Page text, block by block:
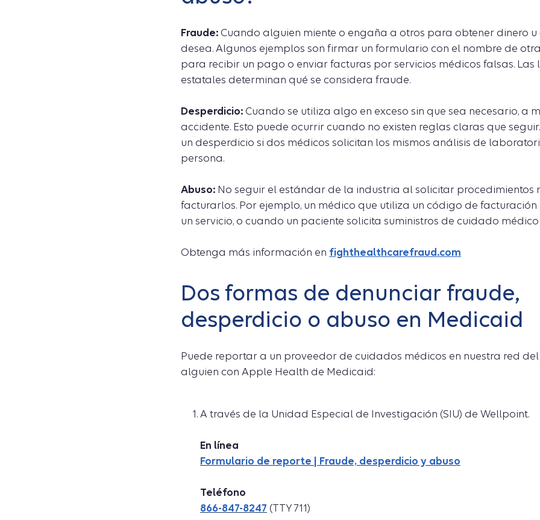
Fraude: Cuando alguien miente o engaña a otros para obtener dinero u
desea. Algunos ejemplos son firmar un formulario con el nombre de
para recibir un pago o enviar facturas por servicios médicos falsas. Las
estatales determinan qué se considera fraude.
Desperdicio: Cuando se utiliza algo en exceso sin que sea necesario, a
accidente. Esto puede ocurrir cuando no existen reglas claras que
un desperdicio si dos médicos solicitan los mismos análisis de
persona.
Abuso: No seguir el estándar de la industria al solicitar procedimientos
facturarlos. Por ejemplo, un médico que utiliza un código de
un servicio, o cuando un paciente solicita suministros de cuidado
Obtenga más información en fighthealthcarefraud.com
Dos formas de denunciar fraude,
desperdicio o abuso en Medicaid
Puede reportar a un proveedor de cuidados médicos en nuestra red
alguien con Apple Health de Medicaid:
A través de la Unidad Especial de Investigación (SIU) de Wellpoint.
En línea
Formulario de reporte | Fraude, desperdicio y abuso
Teléfono
866-847-8247 (TTY 711)